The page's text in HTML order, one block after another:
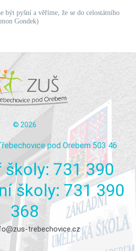
být pyšní a věříme, že se do celostátního
Gondek)
© 2026
pod Orebem 503 46
školy: 731 390
školy: 731 390
368
trebechovice.cz